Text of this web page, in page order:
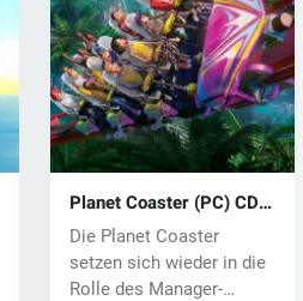
Planet Coaster (PC) CD
key
Die Planet Coaster
setzen sich wieder in die
Rolle des Manager-